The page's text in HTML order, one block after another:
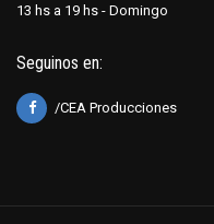
13 hs a 19 hs - Domingo
Seguinos en:
/CEA Producciones